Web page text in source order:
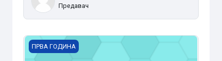
Предавач
Историја хришћанске Цркве 1
ПРВА ГОДИНА